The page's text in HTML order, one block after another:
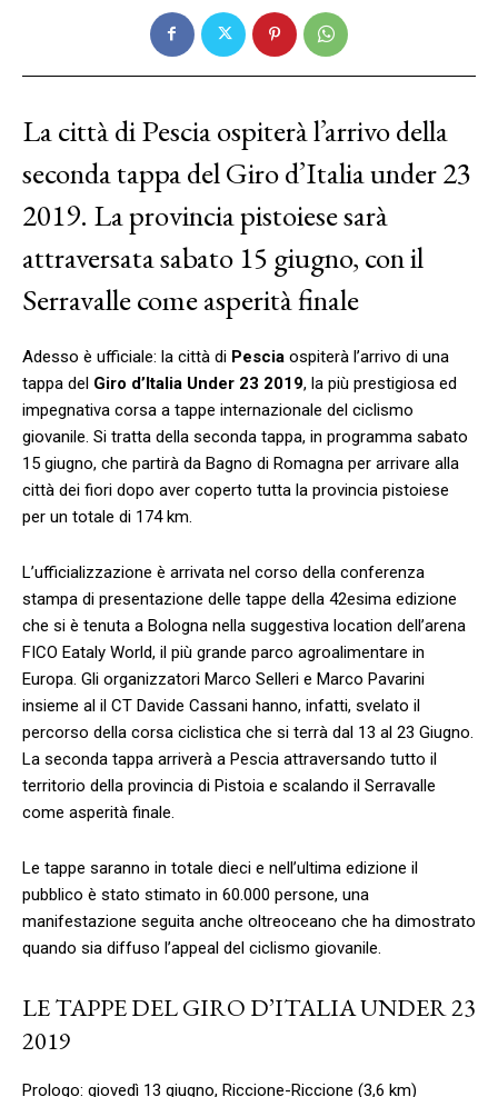
La città di Pescia ospiterà l’arrivo della
seconda tappa del Giro d’Italia under 23
2019. La provincia pistoiese sarà
attraversata sabato 15 giugno, con il
Serravalle come asperità finale
Adesso è ufficiale: la città di Pescia ospiterà l’arrivo di una
tappa del Giro d’Italia Under 23 2019, la più prestigiosa ed
impegnativa corsa a tappe internazionale del ciclismo
giovanile. Si tratta della seconda tappa, in programma sabato
15 giugno, che partirà da Bagno di Romagna per arrivare alla
città dei fiori dopo aver coperto tutta la provincia pistoiese
per un totale di 174 km.
L’ufficializzazione è arrivata nel corso della conferenza
stampa di presentazione delle tappe della 42esima edizione
che si è tenuta a Bologna nella suggestiva location dell’arena
FICO Eataly World, il più grande parco agroalimentare in
Europa. Gli organizzatori Marco Selleri e Marco Pavarini
insieme al il CT Davide Cassani hanno, infatti, svelato il
percorso della corsa ciclistica che si terrà dal 13 al 23 Giugno.
La seconda tappa arriverà a Pescia attraversando tutto il
territorio della provincia di Pistoia e scalando il Serravalle
come asperità finale.
Le tappe saranno in totale dieci e nell’ultima edizione il
pubblico è stato stimato in 60.000 persone, una
manifestazione seguita anche oltreoceano che ha dimostrato
quando sia diffuso l’appeal del ciclismo giovanile.
LE TAPPE DEL GIRO D’ITALIA UNDER 23
2019
Prologo: giovedì 13 giugno, Riccione-Riccione (3,6 km)